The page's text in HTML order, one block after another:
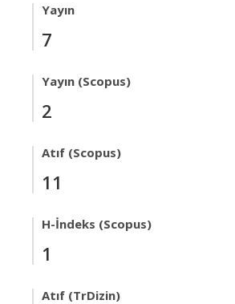
Yayın
7
Yayın (Scopus)
2
Atıf (Scopus)
11
H-İndeks (Scopus)
1
Atıf (TrDizin)